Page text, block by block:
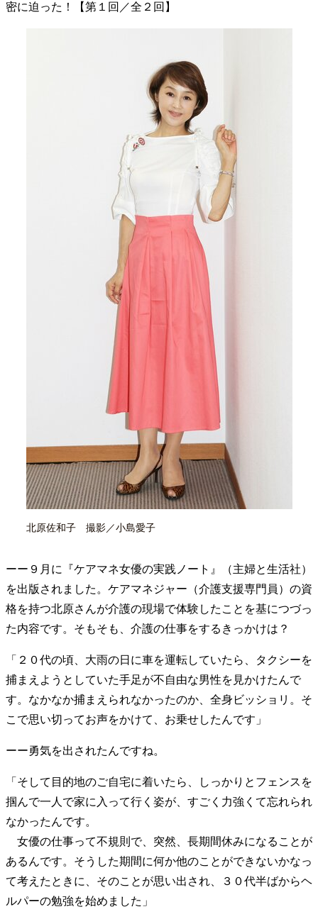
重圧との向き合い方 一流のルーティン
美しさの哲学
病が教えてくれたこと
熱狂できるもの
一生モノの愛用品
60代のネクストステージ
70代のグランドデザイン
地域とつながる/お金との付き合い方
密に迫った！【第１回／全２回】
北原佐和子 撮影／小島愛子
ーー９月に『ケアマネ女優の実践ノート』（主婦と生活社）
を出版されました。ケアマネジャー（介護支援専門員）の資
格を持つ北原さんが介護の現場で体験したことを基につづっ
た内容です。そもそも、介護の仕事をするきっかけは？
「２０代の頃、大雨の日に車を運転していたら、タクシーを
捕まえようとしていた手足が不自由な男性を見かけたんで
す。なかなか捕まえられなかったのか、全身ビッショリ。そ
こで思い切ってお声をかけて、お乗せしたんです」
ーー勇気を出されたんですね。
「そして目的地のご自宅に着いたら、しっかりとフェンスを
掴んで一人で家に入って行く姿が、すごく力強くて忘れられ
なかったんです。
女優の仕事って不規則で、突然、長期間休みになることが
あるんです。そうした期間に何か他のことができないかなっ
て考えたときに、そのことが思い出され、３０代半ばからヘ
ルパーの勉強を始めました」